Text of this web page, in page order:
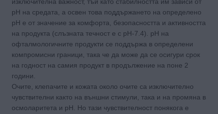
изключителна важност, тъй като стабилността им зависи от
рН на средата, а освен това поддържането на определено
рН е от значение за комфорта, безопасността и активността
на продукта (слъзната течност е с рН-7.4). рН на
офталмологичните продукти се поддържа в определени
компромисни граници, така че да може да се осигури срок
на годност на самия продукт в продължение на поне 2
години.
Очите, клепачите и кожата около очите са изключително
чувствителни както на външни стимули, така и на промяна в
осмоларитета и рН. Но тази чувствителност понякога е